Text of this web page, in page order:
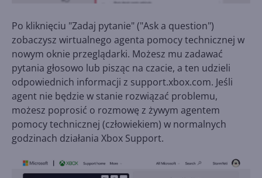
Po kliknięciu "Zadaj pytanie" ("Ask a question")
zobaczysz wirtualnego agenta pomocy technicznej w
nowym oknie przeglądarki. Możesz mu zadawać
pytania głosowo lub pisząc na czacie, a ten udzieli
odpowiednich informacji z support.xbox.com. Jeśli
agent nie będzie w stanie rozwiązać problemu,
możesz poprosić o rozmowę z żywym agentem
pomocy technicznej (człowiekiem) w normalnych
godzinach działania Xbox Support.